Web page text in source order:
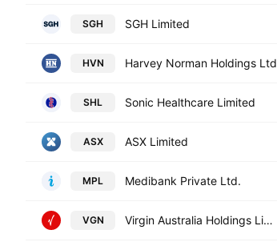
SGH SGH Limited
HVN Harvey Norman Holdings Ltd
SHL Sonic Healthcare Limited
ASX ASX Limited
MPL Medibank Private Ltd.
VGN Virgin Australia Holdings Limited